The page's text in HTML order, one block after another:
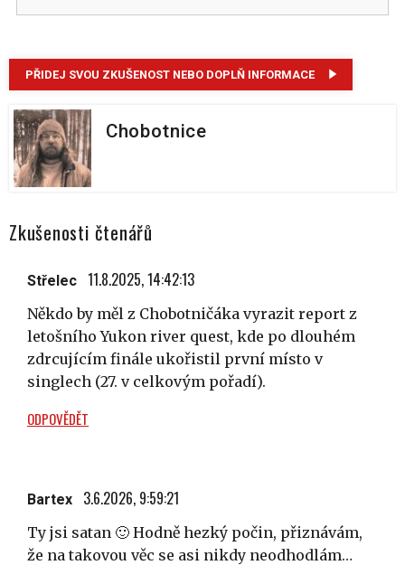
PŘIDEJ SVOU ZKUŠENOST NEBO DOPLŇ INFORMACE
Chobotnice
Zkušenosti čtenářů
Střelec 11.8.2025, 14:42:13
Někdo by měl z Chobotničáka vyrazit report z
letošního Yukon river quest, kde po dlouhém
zdrcujícím finále ukořistil první místo v
singlech (27. v celkovým pořadí).
ODPOVĚDĚT
Bartex 3.6.2026, 9:59:21
Ty jsi satan 🙂 Hodně hezký počin, přiznávám,
že na takovou věc se asi nikdy neodhodlám…